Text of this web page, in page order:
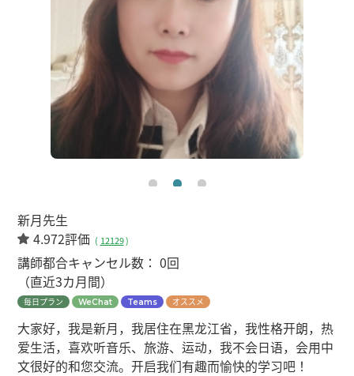
新月先生
4.972評価 ( 12129)
講師都合キャンセル数：0回
（直近3カ月間）
毎日プラン WeChat Teams オススメ
大家好，我是新月，我居住在黑龙江省，我性格开朗，热
爱生活，喜欢听音乐、旅游、运动，我不会日语，会用中
文很好的和您交流。开启我们有趣而愉快的学习吧！